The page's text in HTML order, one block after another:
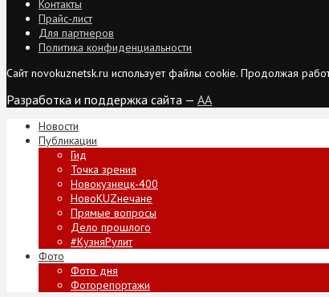
Контакты
Прайс-лист
Для партнеров
Политика конфиденциальности
Сайт novokuznetsk.ru использует файлы cookie. Продолжая
Разработка и поддержка сайта — AA
Новости
Публикации
Гид
Точка зрения
Новокузнецк-400
НовоKUZнечане
Прямые вопросы
Дело прошлого
#КузняРулит
Фото
Фото дня
Фоторепортажи